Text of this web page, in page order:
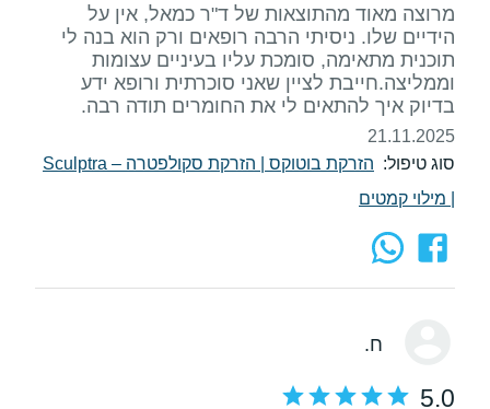
מרוצה מאוד מהתוצאות של ד"ר כמאל, אין על
הידיים שלו. ניסיתי הרבה רופאים ורק הוא בנה לי
תוכנית מתאימה, סומכת עליו בעיניים עצומות
וממליצה.חייבת לציין שאני סוכרתית ורופא ידע
בדיוק איך להתאים לי את החומרים תודה רבה.
21.11.2025
סוג טיפול: הזרקת בוטוקס
הזרקת סקולפטרה – Sculptra
מילוי קמטים
ח.
5.0